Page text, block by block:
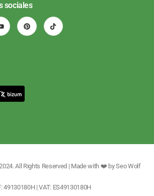
sociales
All Rights Reserved | Made with ❤️ bySeo Wolf
49130180H | VAT: ES49130180H